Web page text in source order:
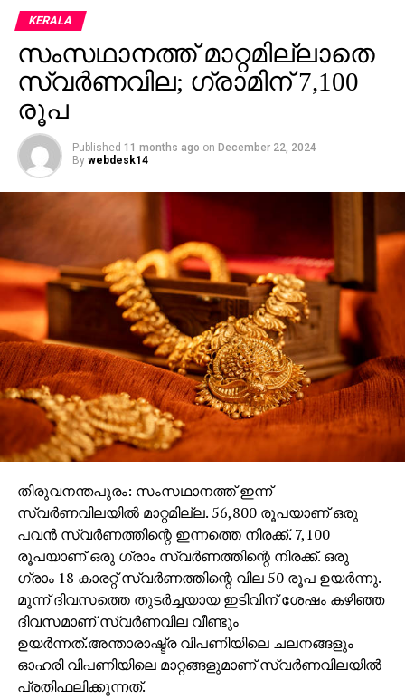
KERALA
സംസഥാനത്ത് മാറ്റമില്ലാതെ
സ്വർണവില; ഗ്രാമിന്‌ 7,100
രൂപ
Published 11 months ago on December 22, 2024
By webdesk14
തിരുവനന്തപുരം: സംസഥാനത്ത് ഇന്ന്
സ്വർണവിലയിൽ മാറ്റമില്ല. 56,800 രൂപയാണ് ഒരു
പവൻ സ്വർണത്തിന്റെ ഇന്നത്തെ നിരക്ക്. 7,100
രൂപയാണ് ഒരു ഗ്രാം സ്വർണത്തിന്റെ നിരക്ക്. ഒരു
ഗ്രാം 18 കാരറ്റ് സ്വർണത്തിന്റെ വില 50 രൂപ ഉയർന്നു.
മൂന്ന് ദിവസത്തെ തുടർച്ചയായ ഇടിവിന് ശേഷം കഴിഞ്ഞ
ദിവസമാണ് സ്വർണവില വീണ്ടും
ഉയർന്നത്.അന്താരാഷ്ട്ര വിപണിയിലെ ചലനങ്ങളും
ഓഹരി വിപണിയിലെ മാറ്റങ്ങളുമാണ് സ്വര്‍ണവിലയില്‍
പ്രതിഫലിക്കുന്നത്.